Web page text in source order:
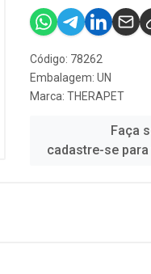
Código: 78262
Embalagem: UN
Marca: THERAPET
Faça
cadastre-se